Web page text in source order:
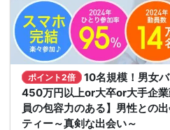
ポイント2倍
10名規模！男女
450万円以上or大卒or大手企
員の包容力のある】男性との
ティー～真剣な出会い～